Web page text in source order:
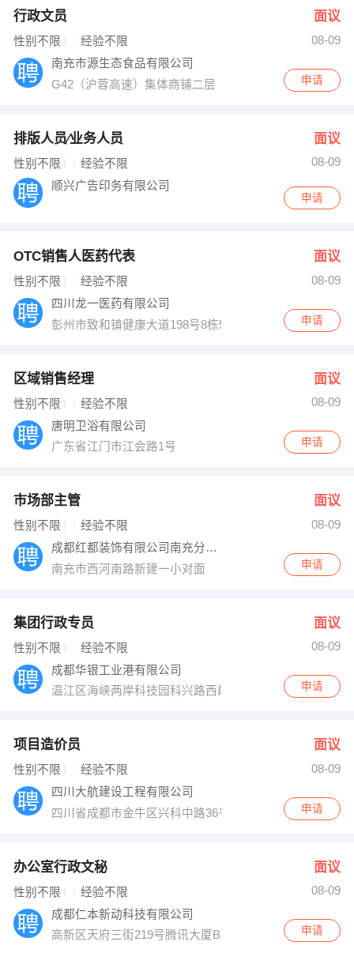
行政文员 面议
性别不限 经验不限
08-09
南充市源生态食品有限公司
G42（沪蓉高速）集体商铺二层
申请
排版人员∕业务人员 面议
性别不限 经验不限
08-09
顺兴广告印务有限公司
申请
OTC销售人医药代表 面议
性别不限 经验不限
08-09
四川龙一医药有限公司
彭州市致和镇健康大道198号8栋5楼
申请
区域销售经理 面议
性别不限 经验不限
08-09
唐明卫浴有限公司
广东省江门市江会路1号
申请
市场部主管 面议
性别不限 经验不限
08-09
成都红都装饰有限公司南充分公司
南充市西河南路新建一小对面
申请
集团行政专员 面议
性别不限 经验不限
08-09
成都华银工业港有限公司
温江区海峡两岸科技园科兴路西段618号
申请
项目造价员 面议
性别不限 经验不限
08-09
四川大航建设工程有限公司
四川省成都市金牛区兴科中路36号西物之芯705室申请
办公室行政文秘 面议
性别不限 经验不限
08-09
成都仁本新动科技有限公司
高新区天府三街219号腾讯大厦B座4楼11号
申请